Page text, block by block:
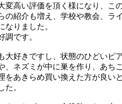
変高い評価を頂く様になり、こ
の紹介も増え、学校や教会、ラ
なりました。
調です。
大好きですし、状態のひどいピ
、ネズミが中に巣を作り、あち
をあきらめ買い換えた方が良い
た。